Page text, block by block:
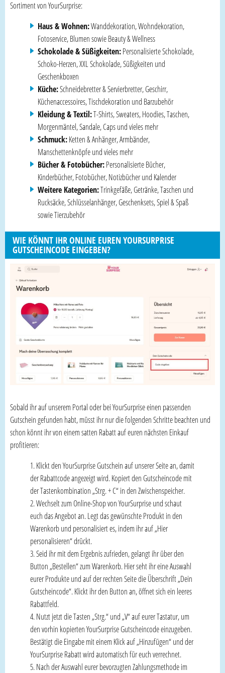
Sortiment von YourSurprise:
Haus & Wohnen:Wanddekoration, Wohndekoration,
Fotoservice, Blumen sowie Beauty & Wellness
Schokolade & Süßigkeiten:Personalisierte Schokolade,
Schoko-Herzen, XXL Schokolade, Süßigkeiten und
Geschenkboxen
Küche:Schneidebretter & Servierbretter, Geschirr,
Küchenaccessoires, Tischdekoration und Barzubehör
Kleidung & Textil:T-Shirts, Sweaters, Hoodies, Taschen,
Morgenmäntel, Sandale, Caps und vieles mehr
Schmuck:Ketten & Anhänger, Armbänder,
Manschettenknöpfe und vieles mehr
Bücher & Fotobücher:Personalisierte Bücher,
Kinderbücher, Fotobücher, Notizbücher und Kalender
Weitere Kategorien:Trinkgefäße, Getränke, Taschen und
Rucksäcke, Schlüsselanhänger, Geschenksets, Spiel & Spaß
sowie Tierzubehör
WIE KÖNNT IHR ONLINE EUREN YOURSURPRISE
GUTSCHEINCODE EINGEBEN?
Sobald ihr auf unserem Portal oder bei YourSurprise einen passenden
Gutschein gefunden habt, müsst ihr nur die folgenden Schritte beachten und
schon könnt ihr von einem satten Rabatt auf euren nächsten Einkauf
profitieren:
Klickt den YourSurprise Gutschein auf unserer Seite an, damit
der Rabattcode angezeigt wird. Kopiert den Gutscheincode mit
der Tastenkombination „Strg. + C“ in den Zwischenspeicher.
Wechselt zum Online-Shop von YourSurprise und schaut
euch das Angebot an. Legt das gewünschte Produkt in den
Warenkorb und personalisiert es, indem ihr auf „Hier
personalisieren“ drückt.
Seid ihr mit dem Ergebnis zufrieden, gelangt ihr über den
Button „Bestellen“ zum Warenkorb. Hier seht ihr eine Auswahl
eurer Produkte und auf der rechten Seite die Überschrift „Dein
Gutscheincode“. Klickt ihr den Button an, öffnet sich ein leeres
Rabattfeld.
Nutzt jetzt die Tasten „Strg.“ und „V“ auf eurer Tastatur, um
den vorhin kopierten YourSurprise Gutscheincode einzugeben.
Bestätigt die Eingabe mit einem Klick auf „Hinzufügen“ und der
YourSurprise Rabatt wird automatisch für euch verrechnet.
Nach der Auswahl eurer bevorzugten Zahlungsmethode im